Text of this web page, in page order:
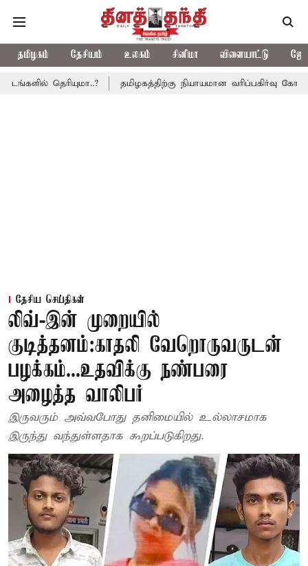
தமிழகம் தேசியம் உலகம் சினிமா விளையாட்டு
தமிழகத்திற்கு நியாயமான வரிப்பகிர்வு கோரி
தேசிய செய்திகள்
லிவ்-இன் முறையில்
குடித்தனம்:காதலி வேறொருவருடன்
பழக்கம்...உதவிக்கு நண்பரை
அழைத்த வாலிபர்
இருவரும் அவ்வபோது தனிமையில் உல்லாசமாக
இருந்து வந்துள்ளதாக கூறப்படுகிறது.